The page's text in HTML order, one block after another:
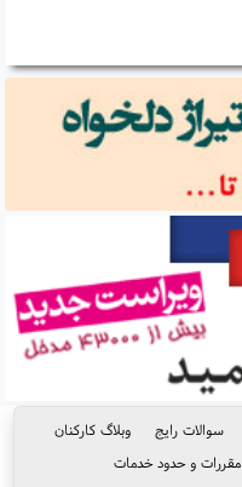
سوالات رایج
وبلاگ کارکنان
مقررات و حدود خدمات